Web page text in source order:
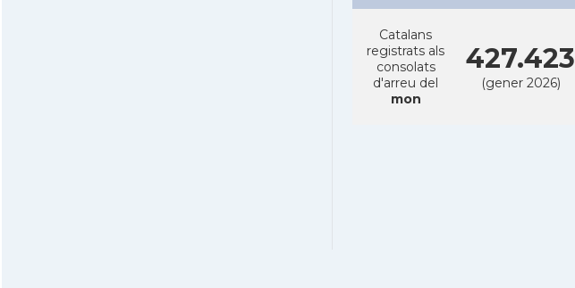
Catalans
registrats als
consolats
d'arreu del
mon
427.423
(gener 2026)